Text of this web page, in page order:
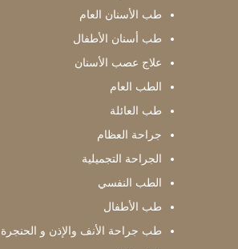
طب الأسنان العام
طب أسنان الأطفال
علاج عصب الأسنان
الطب العام
طب العائلة
جراحة العظام
الجراحة التجميلية
الطب النفسي
طب الأطفال
طب جراحة الأنف والإذن و الحنجرة